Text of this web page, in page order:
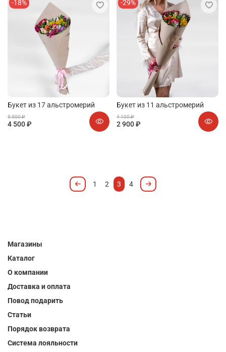
-18%
Букет из 17 альстромерий
5 500 ₽
4 500 ₽
-29%
Букет из 11 альстромерий
4 100 ₽
2 900 ₽
1 2 3 4
Магазины
Каталог
О компании
Доставка и оплата
Повод подарить
Статьи
Порядок возврата
Система лояльности